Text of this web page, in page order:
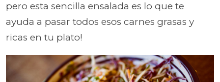
pero esta sencilla ensalada es lo que te
ayuda a pasar todos esos carnes grasas y
ricas en tu plato!